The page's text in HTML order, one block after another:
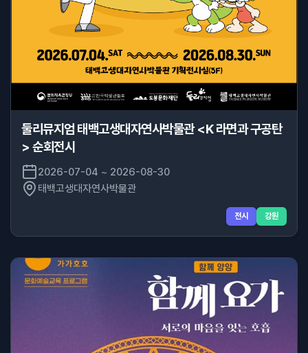
둘리뮤지엄 태백고생대자연사박물관 <K 라면과 구공탄
> 순회전시
2026-07-04 ~ 2026-08-30
태백고생대자연사박물관
전시 강원